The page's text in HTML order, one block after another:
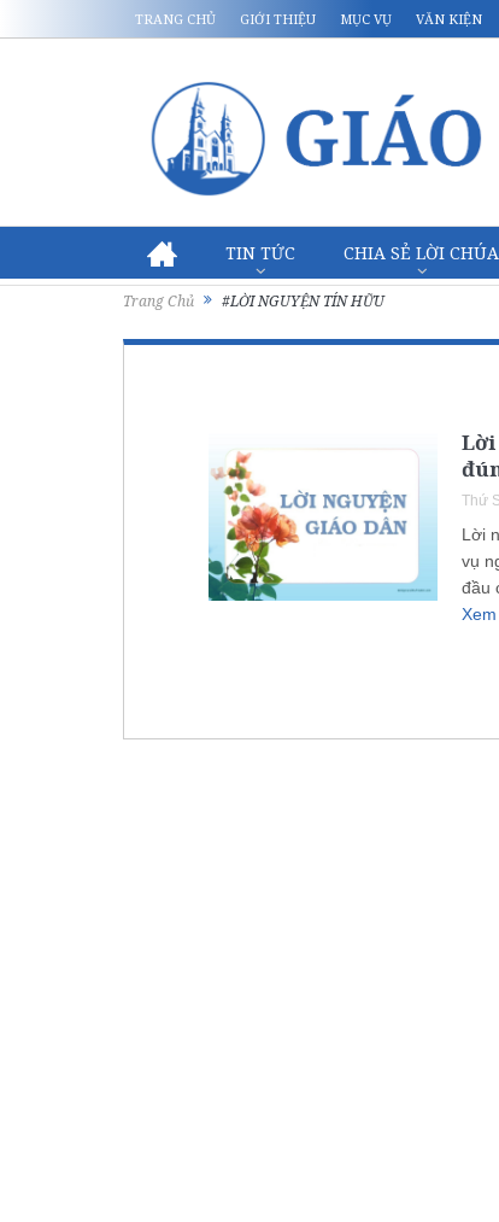
TRANG CHỦ GIỚI THIỆU MỤC VỤ VĂN KIỆN
TIN TỨC CHIA SẺ LỜI CHÚA
Trang Chủ #LỜI NGUYỆN TÍN HỮU
Thứ
Lời
vụ
đầu